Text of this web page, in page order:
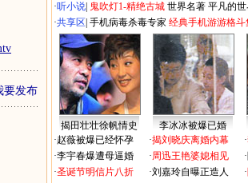
要发布
·听小说 鬼吹灯1-精绝古城 世界名著 平凡的
·共享区 手机病毒杀毒专家 经典手机游游格斗
揭田壮壮徐帆情史 李冰冰被爆已婚
·赵薇被爆已经怀孕
·李宇春爆遭母逼婚
·圣诞节明信片八折
·揭刘晓庆离婚内幕
·周迅王艳婆媳相见
·刘嘉玲自曝正造人
·
·
·